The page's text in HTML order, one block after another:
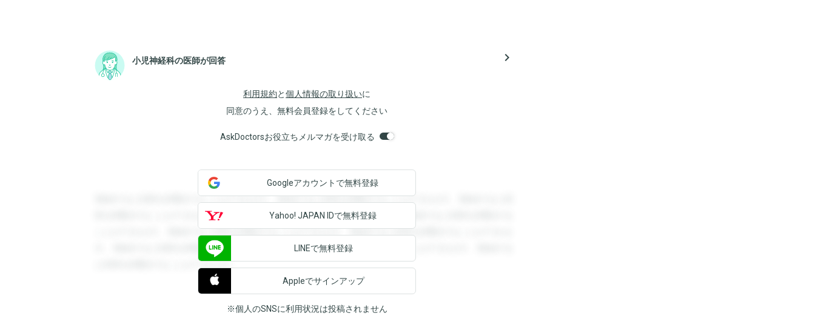
小児神経科の医師が回答 navigate_next
利用規約と個人情報の取り扱いに
同意のうえ、無料会員登録をしてください
AskDoctorsお役立ちメルマガを受け取る
登録すると回答を閲覧することができます。登録すると回答を閲覧することができます。登録すると回
答を閲覧することができます。登録すると回答を閲覧することができます。登録すると回答を閲覧する
ことができます。登録すると回答を閲覧することができます。登録すると回答を閲覧することができま
す。登録すると回答を閲覧することができます。登録すると回答を閲覧することができます。登録する
と回答を閲覧することができます。
Googleアカウントで無料登録
Yahoo! JAPAN IDで無料登録
LINEで無料登録
Appleでサインアップ
※個人のSNSに利用状況は投稿されません